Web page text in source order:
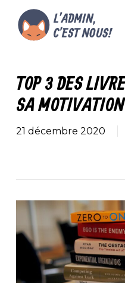
main
content
TOP 3 DES
SA
21 décembre 2020